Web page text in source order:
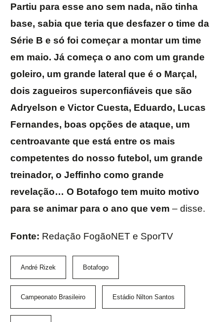
Partiu para esse ano sem nada, não tinha
base, sabia que teria que desfazer o time da
Série B e só foi começar a montar um time
em maio. Já começa o ano com um grande
goleiro, um grande lateral que é o Marçal,
dois zagueiros superconfiáveis que são
Adryelson e Victor Cuesta, Eduardo, Lucas
Fernandes, boas opções de ataque, um
centroavante que está entre os mais
competentes do nosso futebol, um grande
treinador, o Jeffinho como grande
revelação… O Botafogo tem muito motivo
para se animar para o ano que vem – disse.
Fonte: Redação FogãoNET e SporTV
André Rizek Botafogo
Campeonato Brasileiro Estádio Nilton Santos